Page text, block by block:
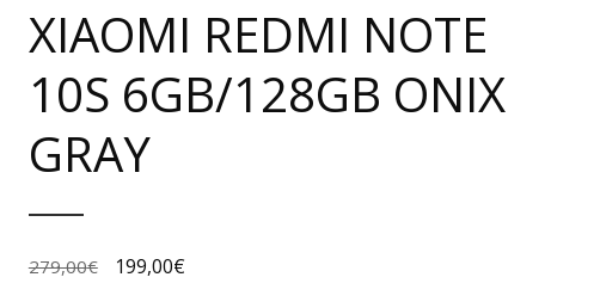
XIAOMI REDMI NOTE
10S 6GB/128GB ONIX
GRAY
279,00€ 199,00€